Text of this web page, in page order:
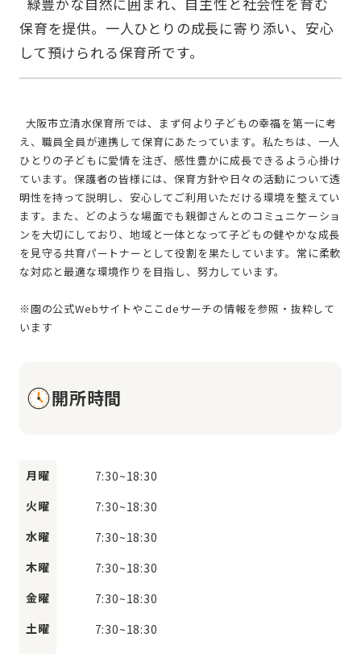
保育を提供。一人ひとりの成長に寄り添い、安心
え、職員全員が連携して保育にあたっています。私たちは、一人
ひとりの子どもに愛情を注ぎ、感性豊かに成長できるよう心掛け
ています。保護者の皆様には、保育方針や日々の活動について透
明性を持って説明し、安心してご利用いただける環境を整えてい
ます。また、どのような場面でも親御さんとのコミュニケーショ
ンを大切にしており、地域と一体となって子どもの健やかな成長
を見守る共育パートナーとして役割を果たしています。常に柔軟
な対応と最適な環境作りを目指し、努力しています。
※園の公式Webサイトやここdeサーチの情報を参照・抜粋して
開所時間
月曜 7:30~18:30
火曜
7:30~18:30
水曜
7:30~18:30
木曜
7:30~18:30
金曜
7:30~18:30
土曜
7:30~18:30